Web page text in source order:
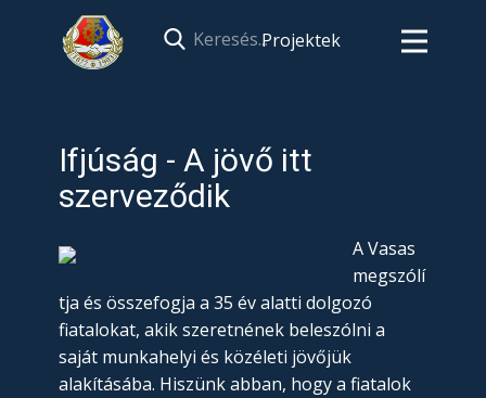
Projektek
Ifjúság - A jövő itt
szerveződik
A Vasas
megszólí
tja és összefogja a 35 év alatti dolgozó
fiatalokat, akik szeretnének beleszólni a
saját munkahelyi és közéleti jövőjük
alakításába. Hiszünk abban, hogy a fiatalok